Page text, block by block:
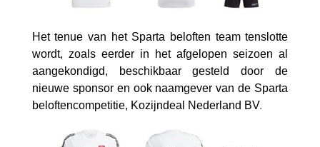
Het tenue van het Sparta beloften team tenslotte
wordt, zoals eerder in het afgelopen seizoen al
aangekondigd, beschikbaar gesteld door de
nieuwe sponsor en ook naamgever van de Sparta
beloftencompetitie, Kozijndeal Nederland BV.